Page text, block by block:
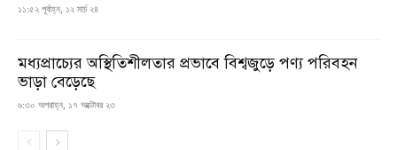
১১:৫২ পূর্বাহ্ন, ১২ মার্চ ২৪
মধ্যপ্রাচ্যের অস্থিতিশীলতার প্রভাবে বিশ্বজুড়ে পণ্য পরিবহন
ভাড়া বেড়েছে
৬:৩০ অপরাহ্ন, ১৭ অক্টোবর ২৩